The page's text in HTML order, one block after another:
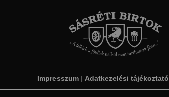
Impresszum | Adatkezelési tájékoztató